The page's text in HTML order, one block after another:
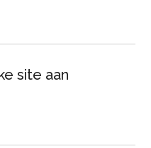
site aan